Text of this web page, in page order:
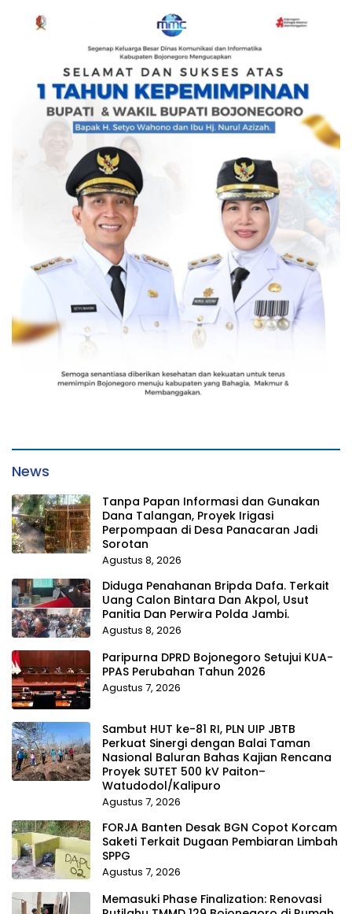
News
Tanpa Papan Informasi dan Gunakan
Dana Talangan, Proyek Irigasi
Perpompaan di Desa Panacaran Jadi
Sorotan
Agustus 8, 2026
Diduga Penahanan Bripda Dafa. Terkait
Uang Calon Bintara Dan Akpol, Usut
Panitia Dan Perwira Polda Jambi.
Agustus 8, 2026
Paripurna DPRD Bojonegoro Setujui KUA-
PPAS Perubahan Tahun 2026
Agustus 7, 2026
Sambut HUT ke-81 RI, PLN UIP JBTB
Perkuat Sinergi dengan Balai Taman
Nasional Baluran Bahas Kajian Rencana
Proyek SUTET 500 kV Paiton–
Watudodol/Kalipuro
Agustus 7, 2026
FORJA Banten Desak BGN Copot Korcam
Saketi Terkait Dugaan Pembiaran Limbah
SPPG
Agustus 7, 2026
Memasuki Phase Finalization: Renovasi